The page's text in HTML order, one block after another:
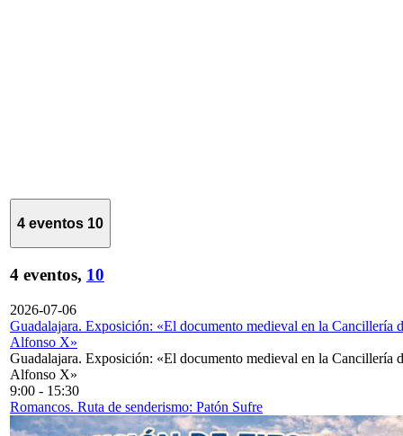
4 eventos 10
4 eventos, 10
2026-07-06
Guadalajara. Exposición: «El documento medieval en la Cancillería
Alfonso X»
Guadalajara. Exposición: «El documento medieval en la Cancillería
Alfonso X»
9:00 - 15:30
Romancos. Ruta de senderismo: Patón Sufre